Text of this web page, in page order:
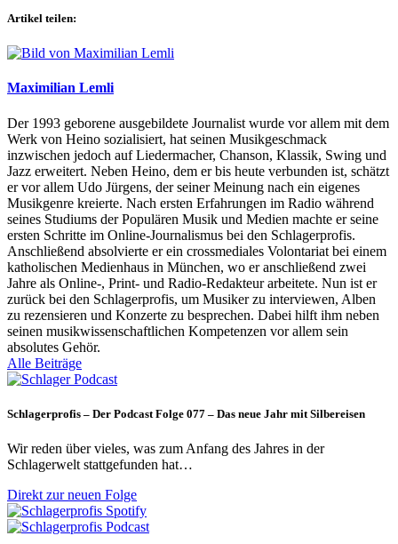
Artikel teilen:
Maximilian Lemli
Der 1993 geborene ausgebildete Journalist wurde vor allem mit dem
Werk von Heino sozialisiert, hat seinen Musikgeschmack
inzwischen jedoch auf Liedermacher, Chanson, Klassik, Swing und
Jazz erweitert. Neben Heino, dem er bis heute verbunden ist, schätzt
er vor allem Udo Jürgens, der seiner Meinung nach ein eigenes
Musikgenre kreierte. Nach ersten Erfahrungen im Radio während
seines Studiums der Populären Musik und Medien machte er seine
ersten Schritte im Online-Journalismus bei den Schlagerprofis.
Anschließend absolvierte er ein crossmediales Volontariat bei einem
katholischen Medienhaus in München, wo er anschließend zwei
Jahre als Online-, Print- und Radio-Redakteur arbeitete. Nun ist er
zurück bei den Schlagerprofis, um Musiker zu interviewen, Alben
zu rezensieren und Konzerte zu besprechen. Dabei hilft ihm neben
seinen musikwissenschaftlichen Kompetenzen vor allem sein
absolutes Gehör.
Alle Beiträge
Schlagerprofis – Der Podcast Folge 077 – Das neue Jahr mit Silbereisen
Wir reden über vieles, was zum Anfang des Jahres in der
Schlagerwelt stattgefunden hat…
Direkt zur neuen Folge